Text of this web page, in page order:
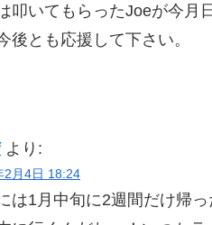
叩いてもらったJoeが今月
後とも応援して下さい。
より:
2月4日 18:24
は1月中旬に2週間だけ帰